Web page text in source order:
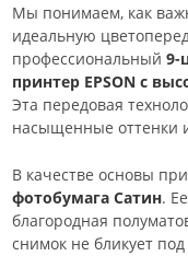
Мы понимаем, как
идеальную
профессиональный 9-
принтер EPSON с
Эта передовая
насыщенные оттенки
В качестве основы
фотобумага Сатин.
благородная
снимок не бликует